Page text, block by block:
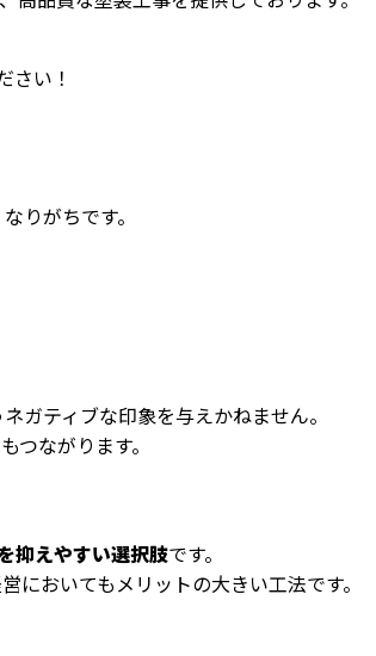
さい！
りがちです。
ガティブな印象を与えかねません。
つながります。
抑えやすい選択肢です。
おいてもメリットの大きい工法です。